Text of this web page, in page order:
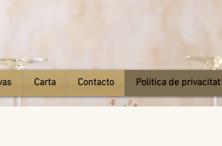
Carta Contacto Politica de privacitat